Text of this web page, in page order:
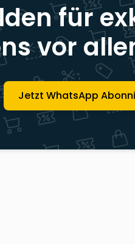
für
vor
Jetzt WhatsApp